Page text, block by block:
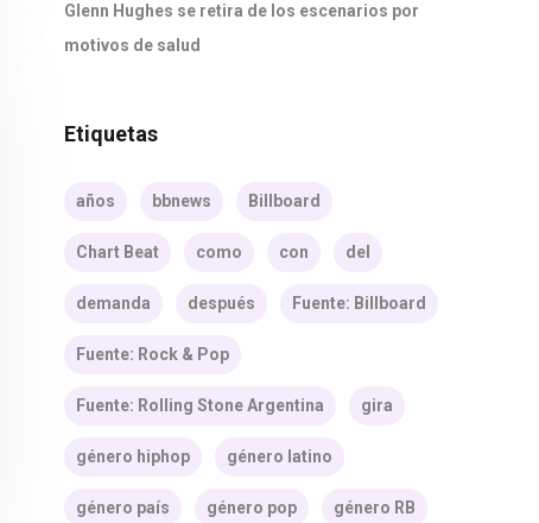
Glenn Hughes se retira de los escenarios por
motivos de salud
Etiquetas
años bbnews Billboard
Chart Beat como con del
demanda después Fuente: Billboard
Fuente: Rock & Pop
Fuente: Rolling Stone Argentina gira
género hiphop género latino
género país género pop género RB